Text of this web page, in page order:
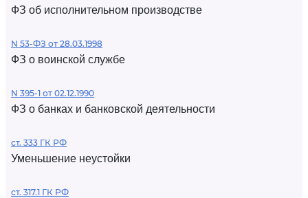
ФЗ об исполнительном производстве
N 53-ФЗ от 28.03.1998
ФЗ о воинской службе
N 395-1 от 02.12.1990
ФЗ о банках и банковской деятельности
ст. 333 ГК РФ
Уменьшение неустойки
ст. 317.1 ГК РФ